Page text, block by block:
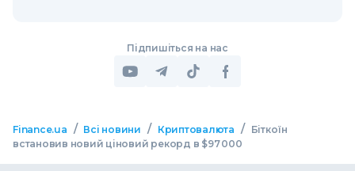
Підпишіться на нас
Finance.ua / Всі новини / Криптовалюта /
Біткоїн
встановив новий ціновий рекорд в $97 000